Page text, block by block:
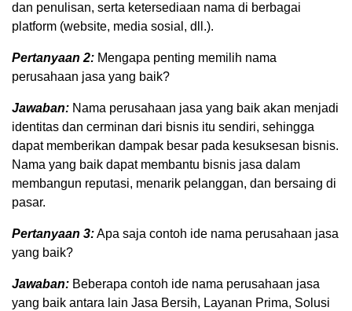
dan penulisan, serta ketersediaan nama di berbagai
platform (website, media sosial, dll.).
Pertanyaan 2: Mengapa penting memilih nama
perusahaan jasa yang baik?
Jawaban: Nama perusahaan jasa yang baik akan menjadi
identitas dan cerminan dari bisnis itu sendiri, sehingga
dapat memberikan dampak besar pada kesuksesan bisnis.
Nama yang baik dapat membantu bisnis jasa dalam
membangun reputasi, menarik pelanggan, dan bersaing di
pasar.
Pertanyaan 3:Apa saja contoh ide nama perusahaan jasa
yang baik?
Jawaban: Beberapa contoh ide nama perusahaan jasa
yang baik antara lain Jasa Bersih, Layanan Prima, Solusi